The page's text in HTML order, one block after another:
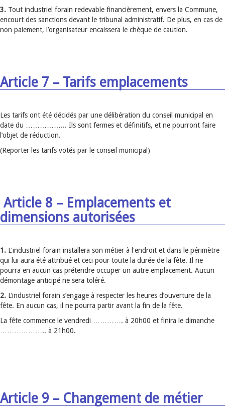
3. Tout industriel forain redevable financièrement, envers la Commune,
encourt des sanctions devant le tribunal administratif. De plus, en cas de
non paiement, l’organisateur encaissera le chèque de caution.
Article 7 – Tarifs emplacements
Les tarifs ont été décidés par une délibération du conseil municipal en
date du ……………... Ils sont fermes et définitifs, et ne pourront faire
l’objet de réduction.
(Reporter les tarifs votés par le conseil municipal)
Article 8 – Emplacements et
dimensions autorisées
1. L'industriel forain installera son métier à l'endroit et dans le périmètre
qui lui aura été attribué et ceci pour toute la durée de la fête. Il ne
pourra en aucun cas prétendre occuper un autre emplacement. Aucun
démontage anticipé ne sera toléré.
2. L’industriel forain s’engage à respecter les heures d’ouverture de la
fête. En aucun cas, il ne pourra partir avant la fin de la fête.
La fête commence le vendredi …………. à 20h00 et finira le dimanche
……………….. à 21h00.
Article 9 – Changement de métier